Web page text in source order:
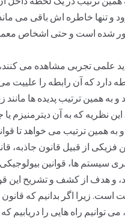
و تنها خاطره اش باقی می
شده است و حتی اشخاص
علمی تجربی مشاهده می
دارد که آن رابطه را علییت
و به همین ترتیب پدیده ها
نظریه که به آن دیترمنیزم
همین ترتیب می خواهد تا
فزیکی از قبیل قانون جاذبه،
سیستم ها، قوانین
و هدف از کشف و تشریح این
است. زیرا اگر بدانیم که
توانیم راه هایی را دریابیم